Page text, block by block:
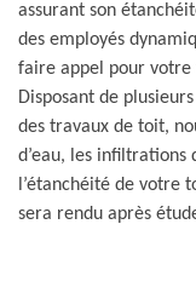
assurant son
des employés
faire appel pour votre
Disposant de
des travaux de toit,
d’eau, les infiltrations
l’étanchéité de votre
sera rendu après